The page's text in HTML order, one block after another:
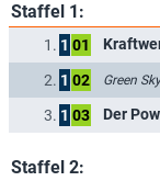
Staffel 1:
1. 1 01
2. 1 02 Green
3. 1 03 Der
Staffel 2: